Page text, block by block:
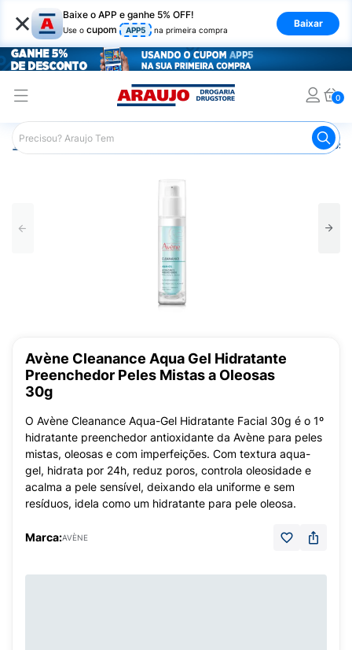
× Baixe o APP e ganhe 5% OFF!
Use o cupom APP5 na primeira compra
Baixar
0
Araujo Dermocosméticos Dermocosméticos para o
Avène Cleanance Aqua Gel Hidratante
Preenchedor Peles Mistas a Oleosas
30g
O Avène Cleanance Aqua-Gel Hidratante Facial 30g é o 1º
hidratante preenchedor antioxidante da Avène para peles
mistas, oleosas e com imperfeições. Com textura aqua-
gel, hidrata por 24h, reduz poros, controla oleosidade e
acalma a pele sensível, deixando ela uniforme e sem
resíduos, idela como um hidratante para pele oleosa.
Marca:AVÈNE